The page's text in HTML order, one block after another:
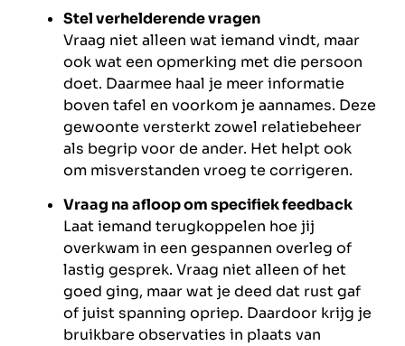
Stel verhelderende vragen
Vraag niet alleen wat iemand vindt, maar
ook wat een opmerking met die persoon
doet. Daarmee haal je meer informatie
boven tafel en voorkom je aannames. Deze
gewoonte versterkt zowel relatiebeheer
als begrip voor de ander. Het helpt ook
om misverstanden vroeg te corrigeren.
Vraag na afloop om specifiek feedback
Laat iemand terugkoppelen hoe jij
overkwam in een gespannen overleg of
lastig gesprek. Vraag niet alleen of het
goed ging, maar wat je deed dat rust gaf
of juist spanning opriep. Daardoor krijg je
bruikbare observaties in plaats van